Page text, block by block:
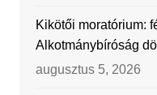
Kikötői moratórium:
Alkotmánybíróság
augusztus 5, 2026